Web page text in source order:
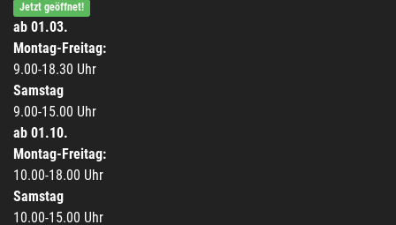
Jetzt geöffnet!
ab 01.03.
Montag-Freitag:
9.00-18.30 Uhr
Samstag
9.00-15.00 Uhr
ab 01.10.
Montag-Freitag:
10.00-18.00 Uhr
Samstag
10.00-15.00 Uhr